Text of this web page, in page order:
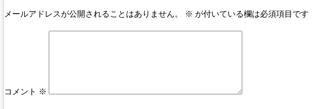
メールアドレスが公開されることはありません。 ※ が付いている欄は必須項目です
コメント ※